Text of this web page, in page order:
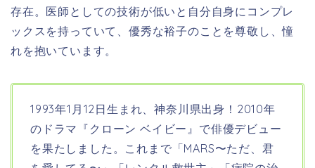
存在。 医師としての技術が低いと自分自身にコンプレ
ックスを持っていて、優秀な裕子のことを尊敬し、憧
れを抱いています。
1993年1月12日生まれ、神奈川県出身！ 2010年
のドラマ『クローン ベイビー』で俳優デビュー
を果たしました。これまで「MARS〜ただ、君